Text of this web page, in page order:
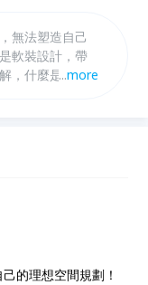
無法塑造自己
軟裝設計，帶
...more
的理想空間規劃！